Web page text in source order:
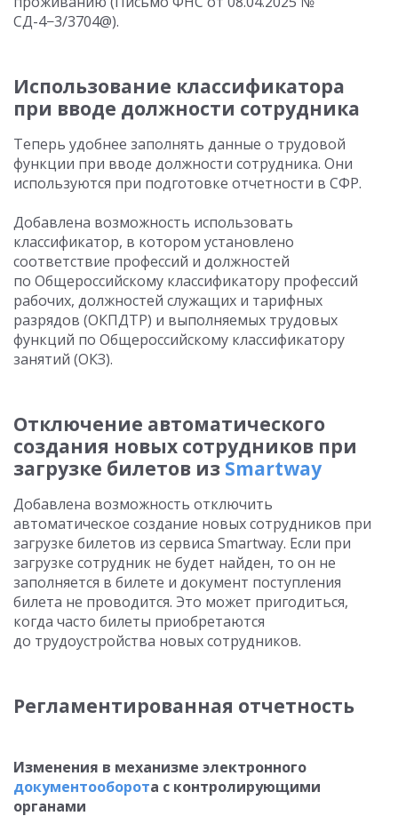
СД-4−3/3704@).
Использование классификатора
при вводе должности сотрудника
Теперь удобнее заполнять данные о трудовой
функции при вводе должности сотрудника. Они
используются при подготовке отчетности в СФР.
Добавлена возможность использовать
классификатор, в котором установлено
соответствие профессий и должностей
по Общероссийскому классификатору профессий
рабочих, должностей служащих и тарифных
разрядов (ОКПДТР) и выполняемых трудовых
функций по Общероссийскому классификатору
занятий (ОКЗ).
Отключение автоматического
создания новых сотрудников при
загрузке билетов из Smartway
Добавлена возможность отключить
автоматическое создание новых сотрудников при
загрузке билетов из сервиса Smartway. Если при
загрузке сотрудник не будет найден, то он не
заполняется в билете и документ поступления
билета не проводится. Это может пригодиться,
когда часто билеты приобретаются
до трудоустройства новых сотрудников.
Регламентированная отчетность
Изменения в механизме электронного
документооборота с контролирующими
органами